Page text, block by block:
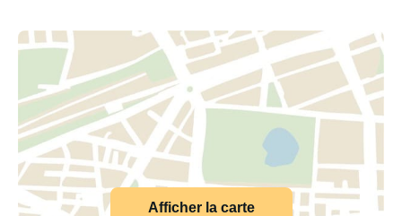
Afficher la carte